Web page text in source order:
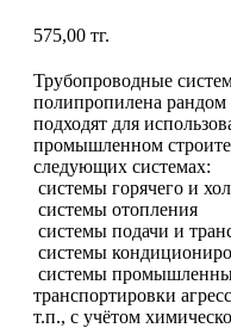
575,00 тг.
Трубопроводные
полипропилена рандом
подходят для
промышленном
следующих системах:
системы горячего и
системы отопления
системы подачи и
системы
системы
транспортировки
т.п., с учётом